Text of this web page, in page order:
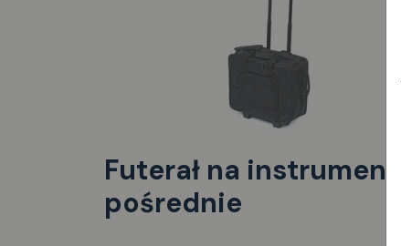
Futerał na instrumenty
pośrednie